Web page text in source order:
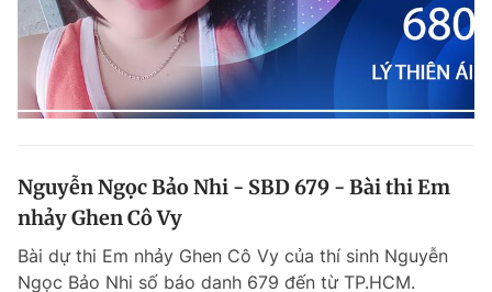
Video Magazine
Sản phẩm khác
Thông tin tòa soạn Liên hệ quảng cáo
Nguyễn Ngọc Bảo Nhi - SBD 679 - Bài thi Em
nhảy Ghen Cô Vy
Bài dự thi Em nhảy Ghen Cô Vy của thí sinh Nguyễn
Ngọc Bảo Nhi số báo danh 679 đến từ TP.HCM.